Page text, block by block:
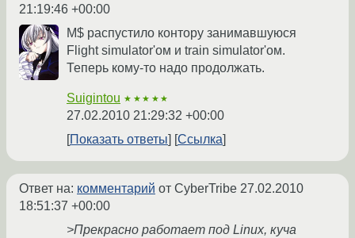
21:19:46 +00:00
M$ распустило контору занимавшуюся
Flight simulator'ом и train simulator'ом.
Теперь кому-то надо продолжать.
Suigintou ★★★★★
27.02.2010 21:29:32 +00:00
Показать ответы
Ссылка
Ответ на: комментарий от CyberTribe 27.02.2010
18:51:37 +00:00
>Прекрасно работает под Linux, куча